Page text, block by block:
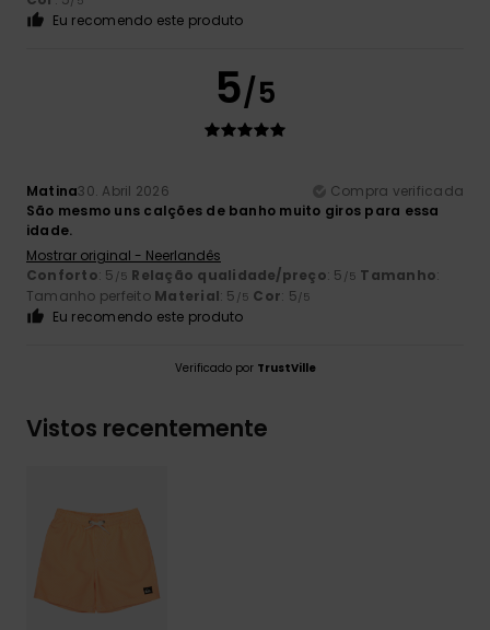
Eu recomendo este produto
5/5
Matina30. Abril 2026
Compra verificada
São mesmo uns calções de banho muito giros para essa
idade.
Mostrar original - Neerlandês
Conforto: 5 /5 Relação qualidade/preço: 5 /5 Tamanho:
Tamanho perfeito Material: 5 /5 Cor: 5/5
Eu recomendo este produto
Verificado por TrustVille
Vistos recentemente